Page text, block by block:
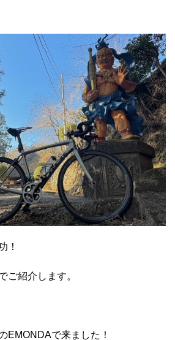
！
ご紹介します。
EMONDAで来ました！